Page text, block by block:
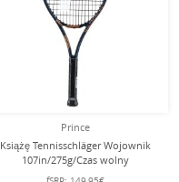
Prince
Książę Tennisschläger Wojownik
107in/275g/Czas wolny
niebieskoszary/brązowy -